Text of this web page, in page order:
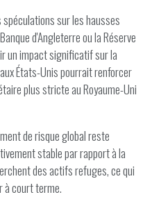
sur les hausses
d'Angleterre ou la Réserve
un impact significatif sur la
États-Unis pourrait renforcer
plus stricte au Royaume-Uni
de risque global reste
stable par rapport à la
des actifs refuges, ce qui
à court terme.